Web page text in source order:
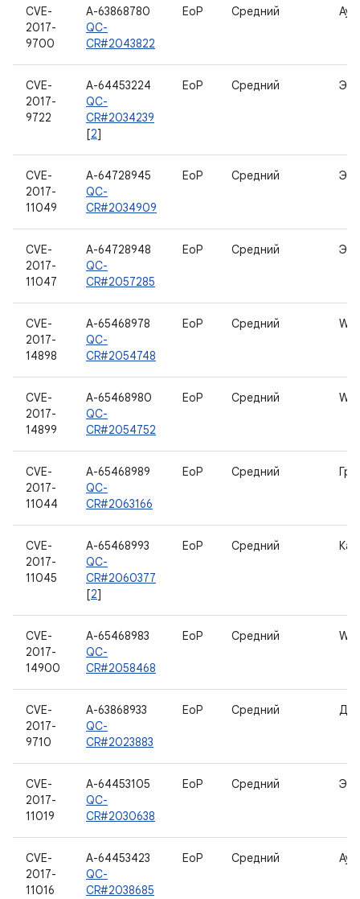
CVE-
2017-
9700
A-63868780
QC-
CR#2043822
EoP Средний
CVE-
2017-
9722
A-64453224
QC-
CR#2034239
[2]
EoP Средний
CVE-
2017-
11049
A-64728945
QC-
CR#2034909
EoP Средний
CVE-
2017-
11047
A-64728948
QC-
CR#2057285
EoP Средний
CVE-
2017-
14898
A-65468978
QC-
CR#2054748
EoP Средний
CVE-
2017-
14899
A-65468980
QC-
CR#2054752
EoP Средний
CVE-
2017-
11044
A-65468989
QC-
CR#2063166
EoP Средний
CVE-
2017-
11045
A-65468993
QC-
CR#2060377
[2]
EoP Средний
CVE-
2017-
14900
A-65468983
QC-
CR#2058468
EoP Средний
CVE-
2017-
9710
A-63868933
QC-
CR#2023883
EoP Средний
CVE-
2017-
11019
A-64453105
QC-
CR#2030638
EoP Средний
CVE-
2017-
11016
A-64453423
QC-
CR#2038685
EoP Средний